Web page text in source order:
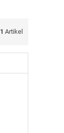
1 Artikel